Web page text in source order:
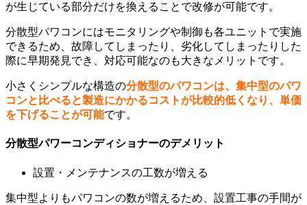
が生じている部分だけを換えることで改修が可能です。
分散型パワコンにはモニタリングや制御も各ユニットで実施
できるため、故障してしまったり、劣化してしまったりした
際に早期発見でき、対応可能なのも大きなメリットです。
小さくシンプルな構造の分散型のパワコンは、集中型のパワ
コンと比べると製造にかかるコストが比較的低くなり、単価
を下げることが可能です。
分散型パワーコンディショナーのデメリット
設置・メンテナンスの工数が増える
集中型よりもパワコンの数が増えるため、設置工事の手間が